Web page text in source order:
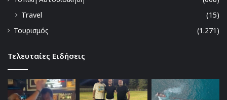
Travel
(15)
Τουρισμός
(1.271)
Τελευταίες Ειδήσεις